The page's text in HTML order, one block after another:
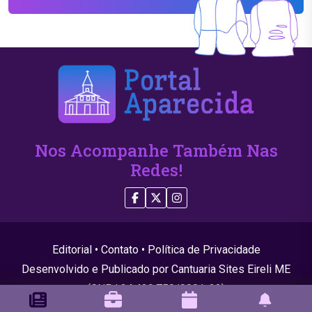
Nos Acompanhe Também Nas
Redes!
Editorial• Contato• Política de Privacidade
Desenvolvido e Publicado por Cantuaria Sites Eireli ME
(CNPJ 24.439.750/0001-22)
© 2026 Todos os direitos reservados